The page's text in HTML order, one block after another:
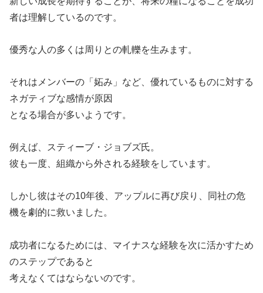
者は理解しているのです。
優秀な人の多くは周りとの軋轢を生みます。
それはメンバーの「妬み」など、優れているものに対する
ネガティブな感情が原因
となる場合が多いようです。
例えば、スティーブ・ジョブズ氏。
彼も一度、組織から外される経験をしています。
しかし彼はその10年後、アップルに再び戻り、同社の危
機を劇的に救いました。
成功者になるためには、マイナスな経験を次に活かすため
のステップであると
考えなくてはならないのです。